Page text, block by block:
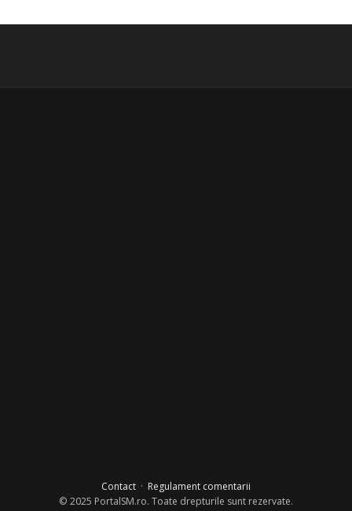
Contact· Regulament comentarii
© 2025 PortalSM.ro. Toate drepturile sunt rezervate.